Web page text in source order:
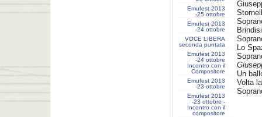
Emufest 2013
-25 ottobre
Emufest 2013
-24 ottobre
VOCE LIBERA
seconda puntata
Emufest 2013
-24 ottobre
Incontro con il
Compositore
Emufest 2013
-23 ottobre
Emufest 2013
-23 ottobre -
Incontro con il
compositore
Lo
Un
Volta